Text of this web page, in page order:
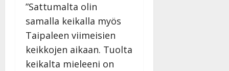
”Sattumalta olin
samalla keikalla myös
Taipaleen viimeisien
keikkojen aikaan. Tuolta
keikalta mieleeni on